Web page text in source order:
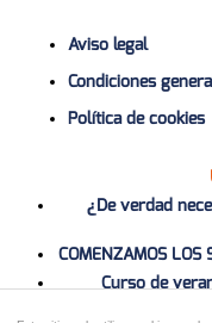
Aviso legal
Condiciones
Política de cookies
¿De verdad
COMENZAMOS LOS
Curso de